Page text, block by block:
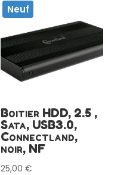
Neuf
Boitier HDD, 2.5 ,
Sata, USB3.0,
Connectland,
noir, NF
25,00€